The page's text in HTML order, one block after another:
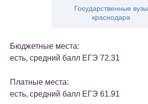
Государственные вузы
краснодара
Бюджетные места:
есть, средний балл ЕГЭ 72.31
Платные места:
есть, средний балл ЕГЭ 61.91